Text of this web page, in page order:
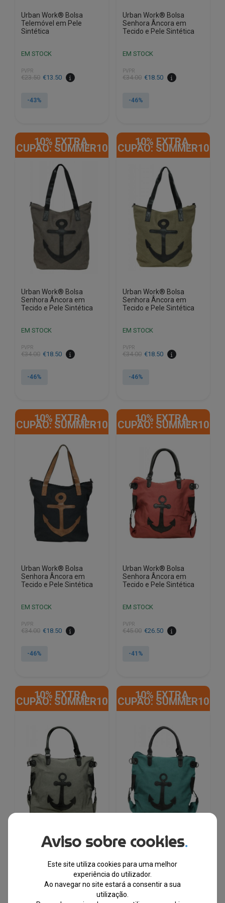
Urban Work® Bolsa
Telemóvel em Pele
Sintética
EM STOCK
PVPR
€23.50
O
original
€13.50
O
atual
-43%
Urban Work® Bolsa
Senhora Âncora em
Tecido e Pele Sintética
EM STOCK
PVPR
€34.00
O
original
€18.50
O
atual
-46%
10% EXTRA,
CUPÃO: SUMMER10
Urban Work® Bolsa
Senhora Âncora em
Tecido e Pele Sintética
EM STOCK
PVPR
€34.00
O
original
€18.50
O
atual
-46%
10% EXTRA,
CUPÃO: SUMMER10
Urban Work® Bolsa
Senhora Âncora em
Tecido e Pele Sintética
EM STOCK
PVPR
€34.00
O
original
€18.50
O
atual
-46%
10% EXTRA,
CUPÃO: SUMMER10
Urban Work® Bolsa
Senhora Âncora em
Tecido e Pele Sintética
EM STOCK
PVPR
€34.00
O
original
€18.50
O
atual
-46%
10% EXTRA,
CUPÃO: SUMMER10
Urban Work® Bolsa
Senhora Âncora em
Tecido e Pele Sintética
EM STOCK
PVPR
€45.00
O
original
€26.50
O
atual
-41%
10% EXTRA,
CUPÃO: SUMMER10
Urban Work® Bolsa
Tecido e Pele Sintética
EM STOCK
10% EXTRA,
CUPÃO: SUMMER10
Urban Work® Bolsa
Tecido e Pele Sintética
EM STOCK
Aviso sobre cookies.
Este site utiliza cookies para uma melhor
experiência do utilizador.
Ao navegar no site estará a consentir a sua
utilização.